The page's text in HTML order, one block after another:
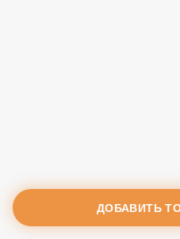
ДОБАВИТЬ